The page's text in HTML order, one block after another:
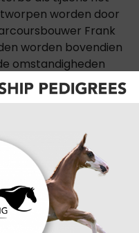
worden door
Frank
worden bovendien
omstandigheden
nauwlettend volgen
WK-selecties. Ook
Falsterbo een
de samenstelling van
naar Aken afreist.